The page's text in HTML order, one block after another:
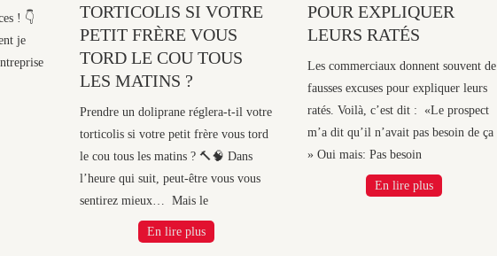
! 👇
je
TORTICOLIS SI VOTRE
PETIT FRÈRE VOUS
TORD LE COU TOUS
LES MATINS ?
Prendre un doliprane réglera-t-il votre
torticolis si votre petit frère vous tord
le cou tous les matins ? 🔨🧠 Dans
l’heure qui suit, peut-être vous vous
sentirez mieux… Mais le
En lire plus
POUR EXPLIQUER
LEURS RATÉS
Les commerciaux donnent souvent de
fausses excuses pour expliquer leurs
ratés. Voilà, c’est dit : «Le prospect
m’a dit qu’il n’avait pas besoin de ça
» Oui mais: Pas besoin
En lire plus